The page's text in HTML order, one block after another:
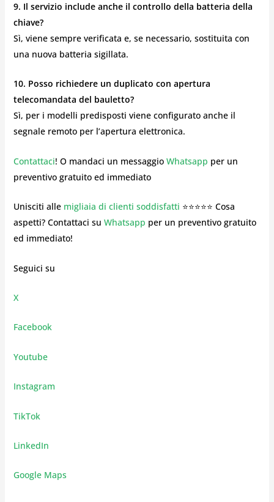
9. Il servizio include anche il controllo della batteria della
chiave?
Sì, viene sempre verificata e, se necessario, sostituita con
una nuova batteria sigillata.
10. Posso richiedere un duplicato con apertura
telecomandata del bauletto?
Sì, per i modelli predisposti viene configurato anche il
segnale remoto per l’apertura elettronica.
Contattaci! O mandaci un messaggio Whatsapp per un
preventivo gratuito ed immediato
Unisciti alle migliaia di clienti soddisfatti ⭐⭐⭐⭐⭐ Cosa
aspetti? Contattaci su Whatsapp per un preventivo gratuito
ed immediato!
Seguici su
X
Facebook
Youtube
Instagram
TikTok
LinkedIn
Google Maps